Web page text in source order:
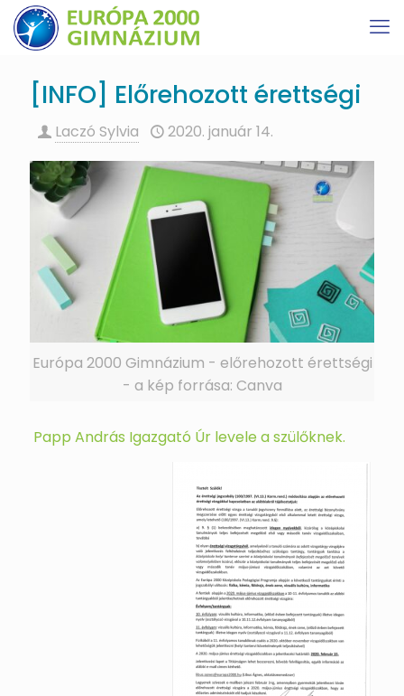
[INFO] Előrehozott érettségi
Laczó Sylvia 2020. január 14.
Európa 2000 Gimnázium - előrehozott érettségi
- a kép forrása: Canva
Papp András Igazgató Úr levele a szülőknek.